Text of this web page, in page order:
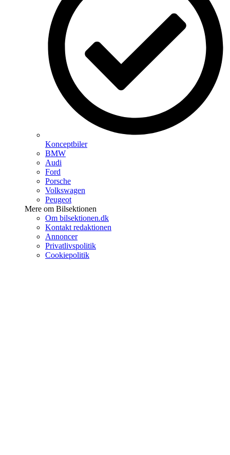
Konceptbiler
BMW
Audi
Ford
Porsche
Volkswagen
Peugeot
Mere om Bilsektionen
Om bilsektionen.dk
Kontakt redaktionen
Annoncer
Privatlivspolitik
Cookiepolitik